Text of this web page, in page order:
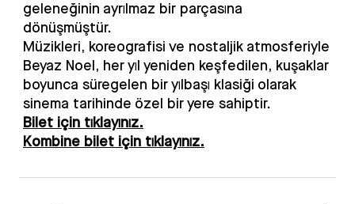
geleneğinin ayrılmaz bir parçasına
dönüşmüştür.
Müzikleri, koreografisi ve nostaljik atmosferiyle
Beyaz Noel, her yıl yeniden keşfedilen, kuşaklar
boyunca süregelen bir yılbaşı klasiği olarak
sinema tarihinde özel bir yere sahiptir.
Bilet için tıklayınız.
Kombine bilet için tıklayınız.